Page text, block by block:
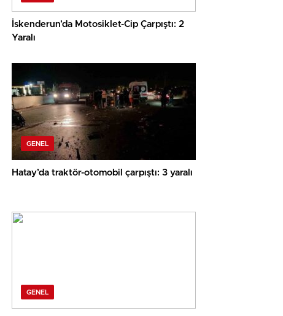
İskenderun’da Motosiklet-Cip Çarpıştı: 2
Yaralı
GENEL
Hatay’da traktör-otomobil çarpıştı: 3 yaralı
GENEL